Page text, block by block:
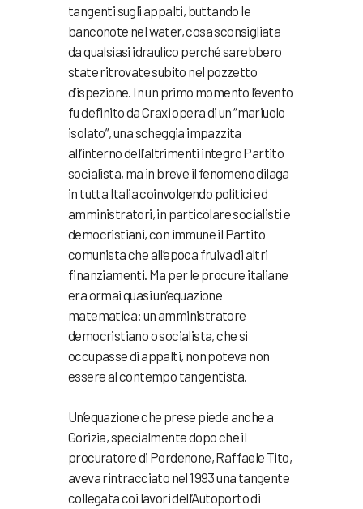
tangenti sugli appalti, buttando le
banconote nel water, cosa sconsigliata
da qualsiasi idraulico perché sarebbero
state ritrovate subito nel pozzetto
d’ispezione. In un primo momento l’evento
fu definito da Craxi opera di un “mariuolo
isolato”, una scheggia impazzita
all’interno dell’altrimenti integro Partito
socialista, ma in breve il fenomeno dilaga
in tutta Italia coinvolgendo politici ed
amministratori, in particolare socialisti e
democristiani, con immune il Partito
comunista che all’epoca fruiva di altri
finanziamenti. Ma per le procure italiane
era ormai quasi un’equazione
matematica: un amministratore
democristiano o socialista, che si
occupasse di appalti, non poteva non
essere al contempo tangentista.
Un’equazione che prese piede anche a
Gorizia, specialmente dopo che il
procuratore di Pordenone, Raffaele Tito,
aveva rintracciato nel 1993 una tangente
collegata coi lavori dell’Autoporto di